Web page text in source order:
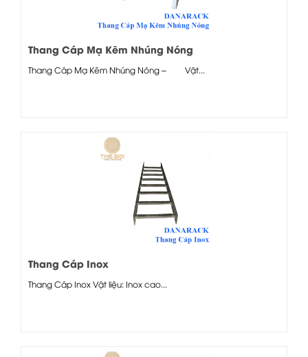
Thang Cáp Mạ Kẽm Nhúng Nóng
Thang Cáp Mạ Kẽm Nhúng Nóng – Vật...
Thang Cáp Inox
Thang Cáp Inox Vật liệu: Inox cao...